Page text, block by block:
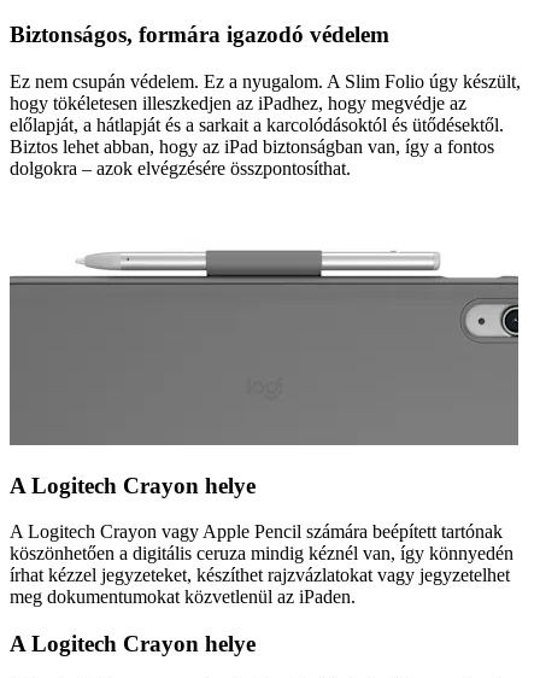
Biztonságos, formára igazodó védelem
Ez nem csupán védelem. Ez a nyugalom. A Slim Folio úgy készült,
hogy tökéletesen illeszkedjen az iPadhez, hogy megvédje az
előlapját, a hátlapját és a sarkait a karcolódásoktól és ütődésektől.
Biztos lehet abban, hogy az iPad biztonságban van, így a fontos
dolgokra – azok elvégzésére összpontosíthat.
A Logitech Crayon helye
A Logitech Crayon vagy Apple Pencil számára beépített tartónak
köszönhetően a digitális ceruza mindig kéznél van, így könnyedén
írhat kézzel jegyzeteket, készíthet rajzvázlatokat vagy jegyzetelhet
meg dokumentumokat közvetlenül az iPaden.
A Logitech Crayon helye